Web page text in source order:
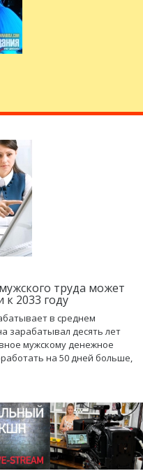
труда может
к 2033 году
в среднем
зарабатывал десять лет
мужскому денежное
на 50 дней больше,